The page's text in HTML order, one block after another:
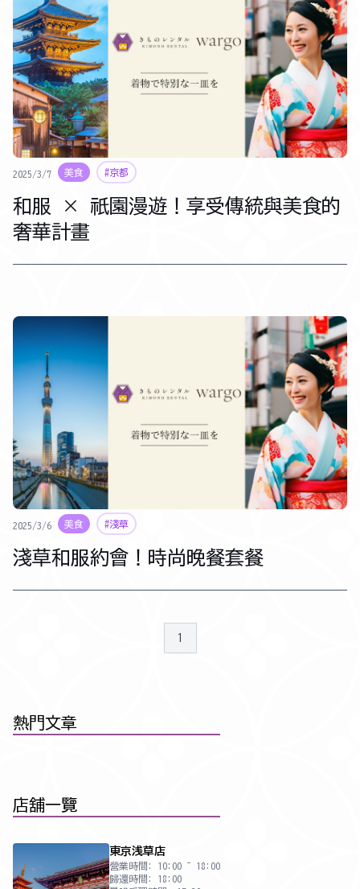
2025/3/7 美食 #京都
和服 × 祇園漫遊！享受傳統與美食的
奢華計畫
2025/3/6 美食 #淺草
淺草和服約會！時尚晚餐套餐
1
熱門文章
店舖一覽
東京浅草店
營業時間: 10:00 ~ 18:00
歸還時間: 18:00